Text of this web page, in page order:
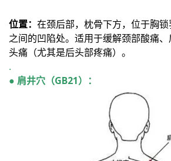
位置： 在颈后部，枕骨下方，位于胸
之间的凹陷处。适用于缓解颈部酸痛
头痛（尤其是后头部疼痛）。
.
● 肩井穴（GB21）：